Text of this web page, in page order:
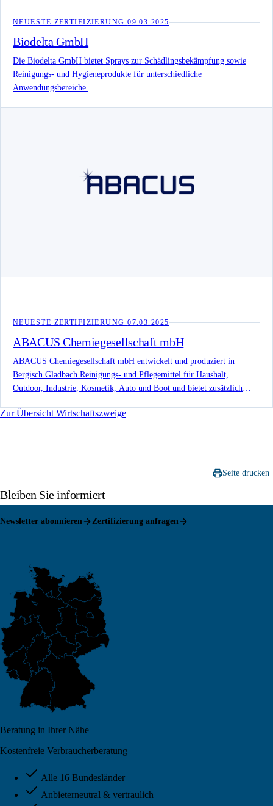
NEUESTE ZERTIFIZIERUNG09.03.2025
Biodelta GmbH
Die Biodelta GmbH bietet Sprays zur Schädlingsbekämpfung sowie
Reinigungs- und Hygieneprodukte für unterschiedliche
Anwendungsbereiche.
NEUESTE ZERTIFIZIERUNG07.03.2025
ABACUS Chemiegesellschaft mbH
ABACUS Chemiegesellschaft mbH entwickelt und produziert in
Bergisch Gladbach Reinigungs- und Pflegemittel für Haushalt,
Outdoor, Industrie, Kosmetik, Auto und Boot und bietet zusätzlich
Zur Übersicht Wirtschaftszweige
Seite drucken
Bleiben Sie informiert
Newsletter abonnieren Zertifizierung anfragen
Beratung in Ihrer Nähe
Kostenfreie Verbraucherberatung
Alle 16 Bundesländer
Anbieterneutral & vertraulich